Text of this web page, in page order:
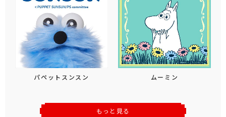
パペットスンスン ムーミン
もっと見る